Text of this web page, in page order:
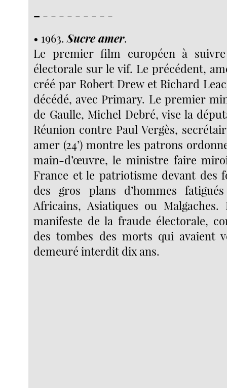
– - - - - - - - - -
• 1963.Sucre amer.
Le premier film européen à suivre
électorale sur le vif. Le précédent,
créé par Robert Drew et Richard
décédé, avec Primary. Le premier
de Gaulle, Michel Debré, vise la
Réunion contre Paul Vergès,
amer (24’) montre les patrons
main-d’œuvre, le ministre faire
France et le patriotisme devant des
des gros plans d’hommes
Africains, Asiatiques ou Malgaches.
manifeste de la fraude électorale,
des tombes des morts qui avaient
demeuré interdit dix ans.